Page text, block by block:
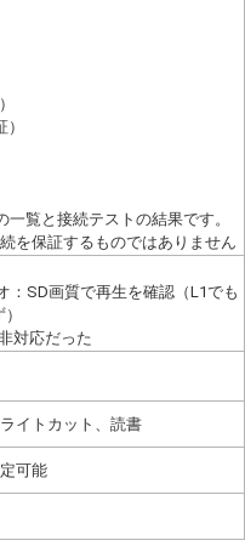
覧と接続テストの結果です。
を保証するものではありません
：SD画質で再生を確認（L1でも
対応だった
イトカット、読書
可能